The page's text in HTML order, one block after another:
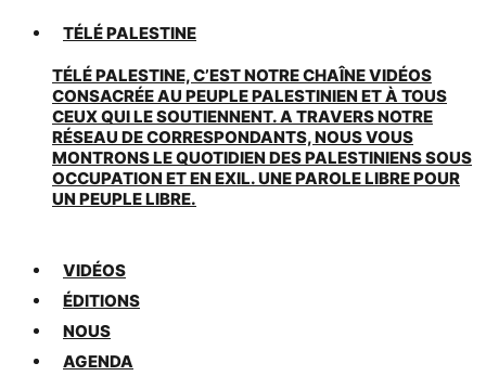
TÉLÉ PALESTINE
TÉLÉ PALESTINE, C’EST NOTRE CHAÎNE VIDÉOS
CONSACRÉE AU PEUPLE PALESTINIEN ET À TOUS
CEUX QUI LE SOUTIENNENT. A TRAVERS NOTRE
RÉSEAU DE CORRESPONDANTS, NOUS VOUS
MONTRONS LE QUOTIDIEN DES PALESTINIENS SOUS
OCCUPATION ET EN EXIL. UNE PAROLE LIBRE POUR
UN PEUPLE LIBRE.
VIDÉOS
ÉDITIONS
NOUS
AGENDA